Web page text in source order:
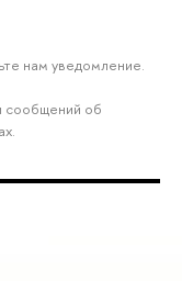
нам уведомление.
сообщений об